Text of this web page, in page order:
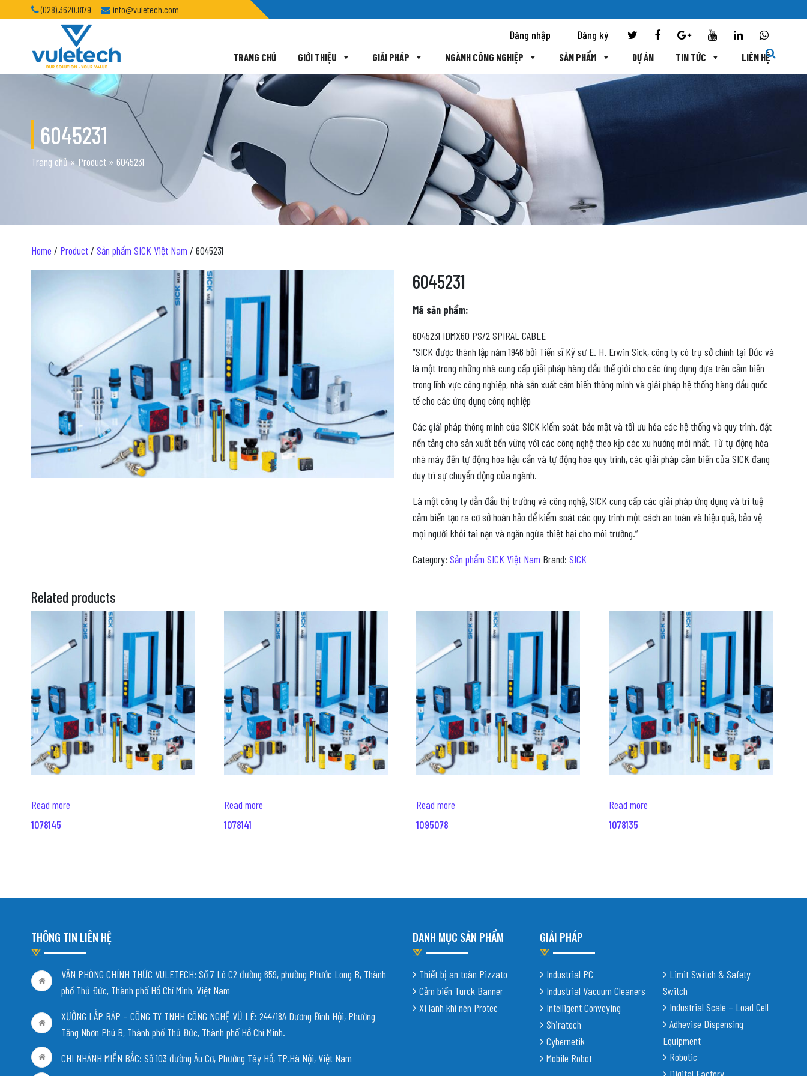
(028).3620.8179 info@vuletech.com
Đăng nhập Đăng ký
TRANG CHỦ GIỚI THIỆU GIẢI PHÁP NGÀNH CÔNG NGHIỆP SẢN PHẨM DỰ ÁN TIN TỨC LIÊN HỆ
6045231
Trang chủ» Product » 6045231
Home / Product/ Sản phẩm SICK Việt Nam / 6045231
6045231
Mã sản phẩm:
6045231 IDMX60 PS/2 SPIRAL CABLE
“SICK được thành lập năm 1946 bởi Tiến sĩ Kỹ sư E. H. Erwin Sick, công ty có trụ sở chính tại Đức và
là một trong những nhà cung cấp giải pháp hàng đầu thế giới cho các ứng dụng dựa trên cảm biến
trong lĩnh vực công nghiệp, nhà sản xuất cảm biến thông minh và giải pháp hệ thống hàng đầu quốc
tế cho các ứng dụng công nghiệp
Các giải pháp thông minh của SICK kiểm soát, bảo mật và tối ưu hóa các hệ thống và quy trình, đặt
nền tảng cho sản xuất bền vững với các công nghệ theo kịp các xu hướng mới nhất. Từ tự động hóa
nhà máy đến tự động hóa hậu cần và tự động hóa quy trình, các giải pháp cảm biến của SICK đang
duy trì sự chuyển động của ngành.
Là một công ty dẫn đầu thị trường và công nghệ, SICK cung cấp các giải pháp ứng dụng và trí tuệ
cảm biến tạo ra cơ sở hoàn hảo để kiểm soát các quy trình một cách an toàn và hiệu quả, bảo vệ
mọi người khỏi tai nạn và ngăn ngừa thiệt hại cho môi trường.”
Category: Sản phẩm SICK Việt Nam Brand: SICK
Related products
Read more
1078145
Read more
1078141
Read more
1095078
Read more
1078135
THÔNG TIN LIÊN HỆ
VĂN PHÒNG CHÍNH THỨC VULETECH: Số 7 Lô C2 đường 659, phường Phước Long B, Thành
phố Thủ Đức, Thành phố Hồ Chí Minh, Việt Nam
XƯỞNG LẮP RÁP – CÔNG TY TNHH CÔNG NGHỆ VŨ LÊ: 244/18A Dương Đình Hội, Phường
Tăng Nhơn Phú B, Thành phố Thủ Đức, Thành phố Hồ Chí Minh.
CHI NHÁNH MIỀN BẮC: Số 103 đường Âu Cơ, Phường Tây Hồ, TP.Hà Nội, Việt Nam
DANH MỤC SẢN PHẨM
Thiết bị an toàn Pizzato
Cảm biến Turck Banner
Xi lanh khí nén Protec
GIẢI PHÁP
Industrial PC
Industrial Vacuum Cleaners
Intelligent Conveying
Shiratech
Cybernetik
Mobile Robot
Limit Switch & Safety
Switch
Industrial Scale – Load Cell
Adhevise Dispensing
Equipment
Robotic